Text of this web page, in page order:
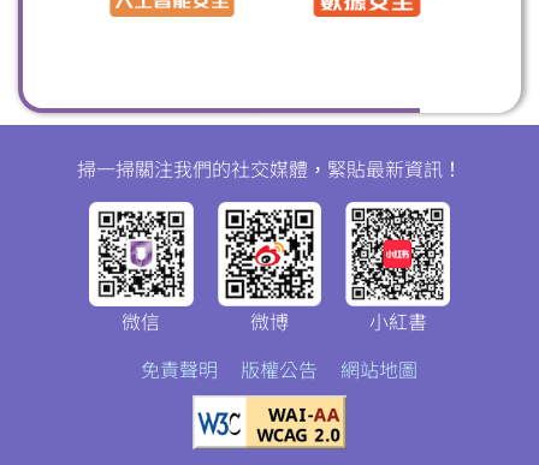
免責聲明 版權公告 網站地圖
掃一掃關注我們的社交媒體，緊貼最新資訊！
微信 微博 小紅書